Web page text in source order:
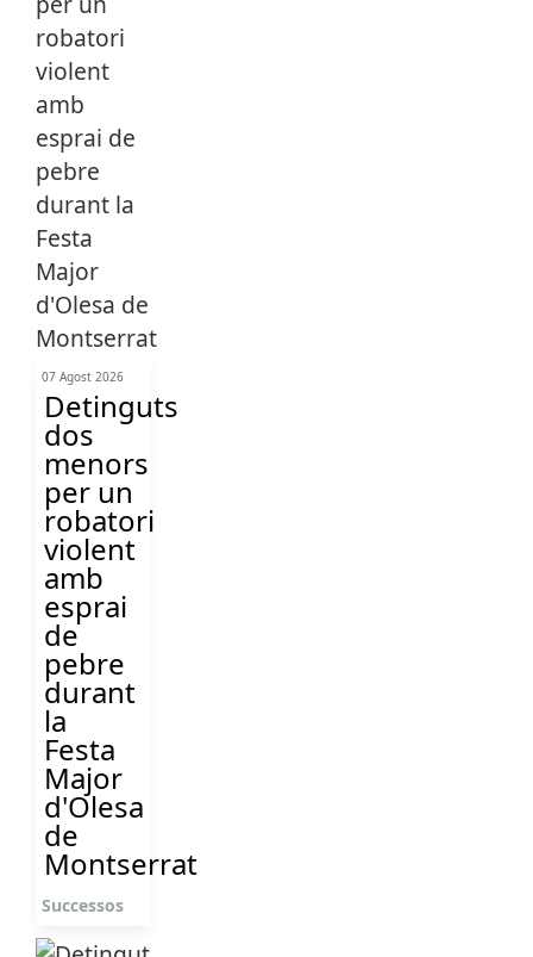
07 Agost 2026
Detinguts
dos
menors
per un
robatori
violent
amb
esprai
de
pebre
durant
la
Festa
Major
d'Olesa
de
Montserrat
Successos